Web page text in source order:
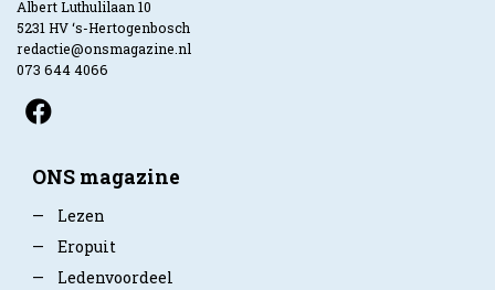
Albert Luthulilaan 10
5231 HV ‘s-Hertogenbosch
redactie@onsmagazine.nl
073 644 4066
ONS magazine
—
Lezen
—
Eropuit
—
Ledenvoordeel